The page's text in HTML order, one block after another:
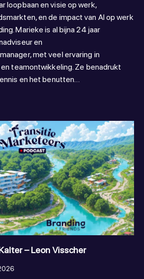
loopbaan en visie op werk,
en de impact van AI op werk
Marieke is al bijna 24 jaar
en
met veel ervaring in
teamontwikkeling. Ze benadrukt
en het benutten…
– Leon Visscher